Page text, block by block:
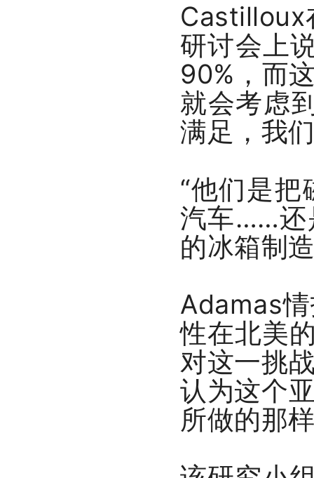
Castilloux
研讨会上
90%，而
就会考虑
满足，我
“他们是
汽车……还
的冰箱制
Adamas
性在北美
对这一挑
认为这个
所做的那